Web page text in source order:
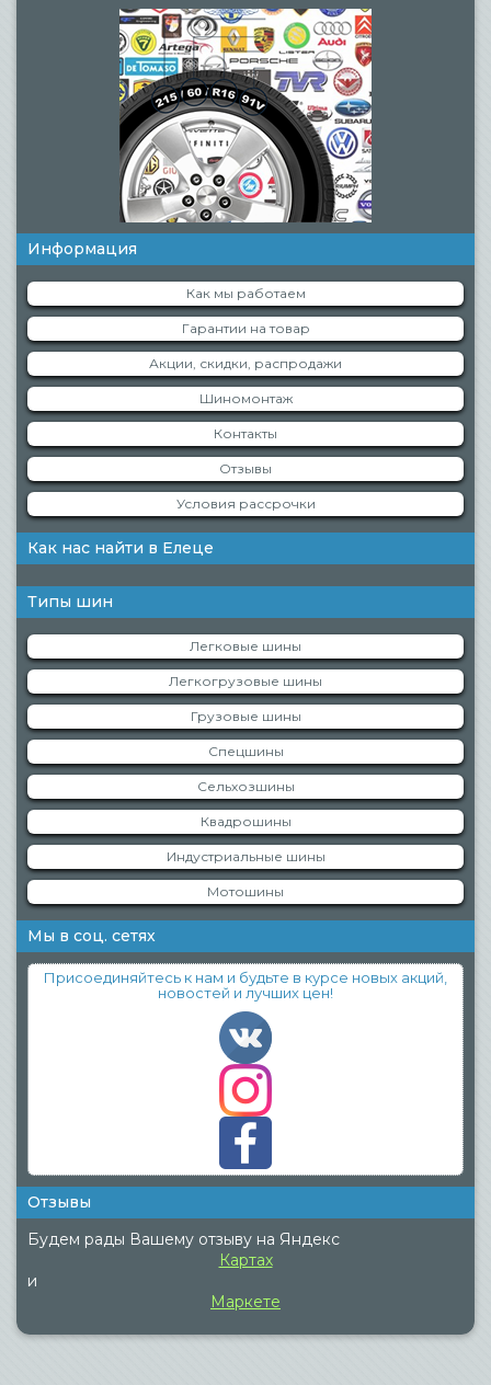
Информация
Как мы работаем
Гарантии на товар
Акции, скидки, распродажи
Шиномонтаж
Контакты
Отзывы
Условия рассрочки
Как нас найти в Елеце
Типы шин
Легковые шины
Легкогрузовые шины
Грузовые шины
Спецшины
Сельхозшины
Квадрошины
Индустриальные шины
Мотошины
Мы в соц. сетях
Присоединяйтесь к нам и будьте в курсе новых акций,
новостей и лучших цен!
Отзывы
Будем рады Вашему отзыву на Яндекс
Картах
и
Маркете